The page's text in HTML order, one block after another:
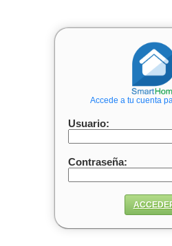
Accede a tu cuenta
Usuario:
Contraseña: